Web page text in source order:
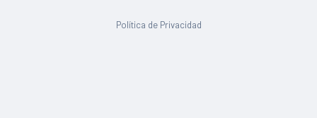
Política de Privacidad